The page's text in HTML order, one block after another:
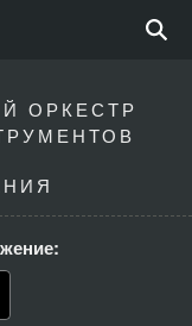
ОРКЕСТР